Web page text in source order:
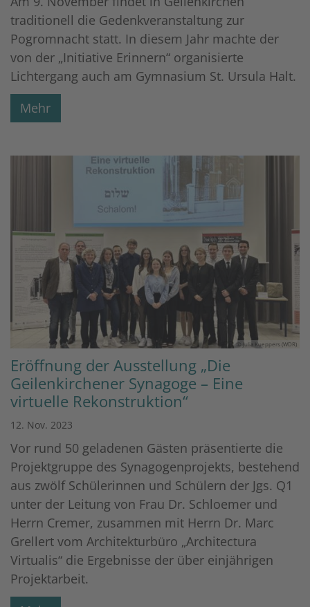
traditionell die Gedenkveranstaltung zur
Pogromnacht statt. In diesem Jahr machte der
von der „Initiative Erinnern“ organisierte
Lichtergang auch am Gymnasium St. Ursula Halt.
Mehr
© Julia Kueppers (WDR)
Eröffnung der Ausstellung „Die
Geilenkirchener Synagoge – Eine
virtuelle Rekonstruktion“
12. Nov. 2023
Vor rund 50 geladenen Gästen präsentierte die
Projektgruppe des Synagogenprojekts, bestehend
aus zwölf Schülerinnen und Schülern der Jgs. Q1
unter der Leitung von Frau Dr. Schloemer und
Herrn Cremer, zusammen mit Herrn Dr. Marc
Grellert vom Architekturbüro „Architectura
Virtualis“ die Ergebnisse der über einjährigen
Projektarbeit.